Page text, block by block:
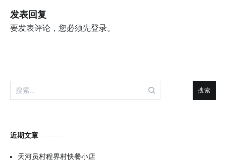
航
发表回复
要发表评论，您必须先登录。
搜
索：
近期文章
天河员村程界村快餐小店